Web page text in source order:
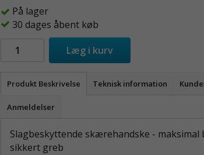
På lager
30 dages åbent køb
Læg i kurv
Produkt Beskrivelse Teknisk information
Anmeldelser
Slagbeskyttende skærehandske - maksimal
sikkert greb